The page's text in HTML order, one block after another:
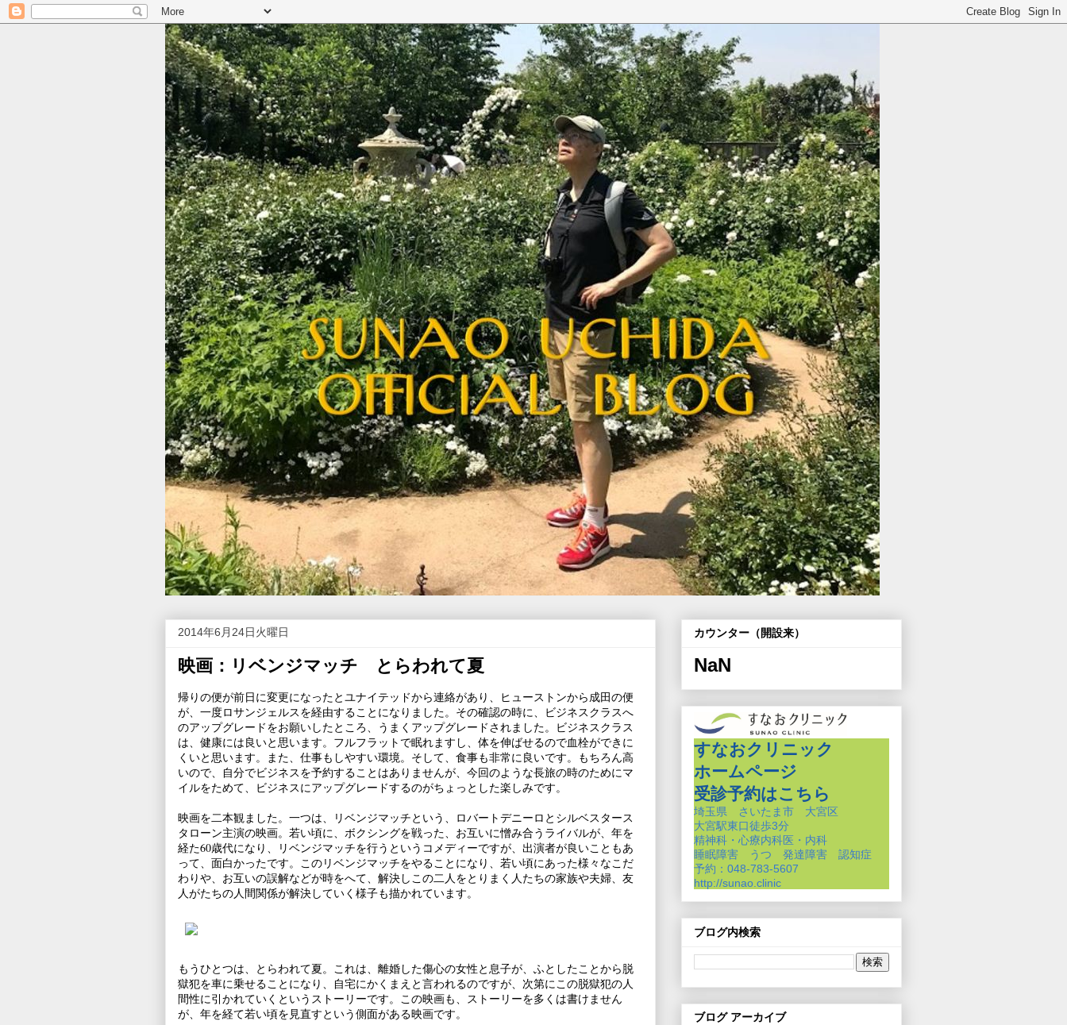
2014年6月24日火曜日
映画：リベンジマッチ とらわれて夏
帰りの便が前日に変更になったとユナイテッドから連絡があり、ヒューストンから成田の便
が、一度ロサンジェルスを経由することになりました。その確認の時に、ビジネスクラスへ
のアップグレードをお願いしたところ、うまくアップグレードされました。ビジネスクラス
は、健康には良いと思います。フルフラットで眠れますし、体を伸ばせるので血栓ができに
くいと思います。また、仕事もしやすい環境。そして、食事も非常に良いです。もちろん高
いので、自分でビジネスを予約することはありませんが、今回のような長旅の時のためにマ
イルをためて、ビジネスにアップグレードするのがちょっとした楽しみです。
映画を二本観ました。一つは、リベンジマッチという、ロバートデニーロとシルベスタース
タローン主演の映画。若い頃に、ボクシングを戦った、お互いに憎み合うライバルが、年を
経た60歳代になり、リベンジマッチを行うというコメディーですが、出演者が良いこともあ
って、面白かったです。このリベンジマッチをやることになり、若い頃にあった様々なこだ
わりや、お互いの誤解などが時をへて、解決しこの二人をとりまく人たちの家族や夫婦、友
人がたちの人間関係が解決していく様子も描かれています。
もうひとつは、とらわれて夏。これは、離婚した傷心の女性と息子が、ふとしたことから脱
獄犯を車に乗せることになり、自宅にかくまえと言われるのですが、次第にこの脱獄犯の人
間性に引かれていくというストーリーです。この映画も、ストーリーを多くは書けません
が、年を経て若い頃を見直すという側面がある映画です。
カウンター（開設来）
NaN
すなおクリニック
ホームページ
受診予約はこちら
埼玉県 さいたま市 大宮区
大宮駅東口徒歩3分
精神科・心療内科医・内科
睡眠障害 うつ 発達障害 認知症
予約：048-783-5607
http://sunao.clinic
ブログ内検索
ブログ アーカイブ